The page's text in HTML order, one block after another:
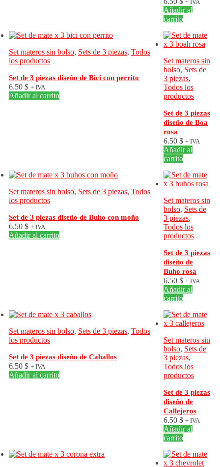
+ IVA
Añadir al
carrito
Set materos sin bolso, Sets de 3 piezas, Todos
los productos
Set de 3 piezas diseño de Bici con perrito
6.50 $ + IVA
Añadir al carrito
Set materos sin
bolso, Sets de
3 piezas,
Todos los
productos
Set de 3 piezas
diseño de Boa
rosa
6.50 $ + IVA
Añadir al
carrito
Set materos sin bolso, Sets de 3 piezas, Todos
los productos
Set de 3 piezas diseño de Buho con moño
6.50 $ + IVA
Añadir al carrito
Set materos sin
bolso, Sets de
3 piezas,
Todos los
productos
Set de 3 piezas
diseño de
Buho rosa
6.50 $ + IVA
Añadir al
carrito
Set materos sin bolso, Sets de 3 piezas, Todos
los productos
Set de 3 piezas diseño de Caballos
6.50 $ + IVA
Añadir al carrito
Set materos sin
bolso, Sets de
3 piezas,
Todos los
productos
Set de 3 piezas
diseño de
Callejeros
6.50 $ + IVA
Añadir al
carrito